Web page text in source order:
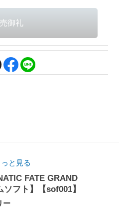
っと見る
FATE GRAND
フト】【sof001】
ー